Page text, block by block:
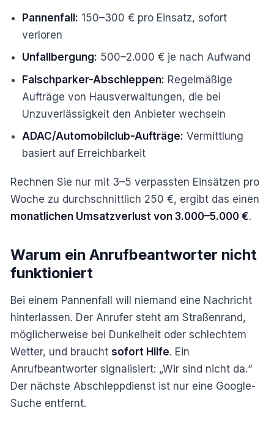
Pannenfall: 150–300 € pro Einsatz, sofort
verloren
Unfallbergung: 500–2.000 € je nach Aufwand
Falschparker-Abschleppen: Regelmäßige
Aufträge von Hausverwaltungen, die bei
Unzuverlässigkeit den Anbieter wechseln
ADAC/Automobilclub-Aufträge: Vermittlung
basiert auf Erreichbarkeit
Rechnen Sie nur mit 3–5 verpassten Einsätzen pro
Woche zu durchschnittlich 250 €, ergibt das einen
monatlichen Umsatzverlust von 3.000–5.000 €.
Warum ein Anrufbeantworter nicht
funktioniert
Bei einem Pannenfall will niemand eine Nachricht
hinterlassen. Der Anrufer steht am Straßenrand,
möglicherweise bei Dunkelheit oder schlechtem
Wetter, und braucht sofort Hilfe. Ein
Anrufbeantworter signalisiert: „Wir sind nicht da.“
Der nächste Abschleppdienst ist nur eine Google-
Suche entfernt.